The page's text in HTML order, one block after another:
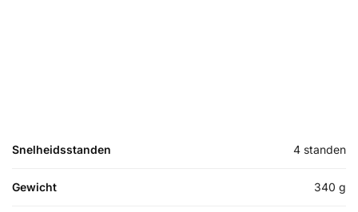
Snelheidsstanden 4 standen
Gewicht 340 g